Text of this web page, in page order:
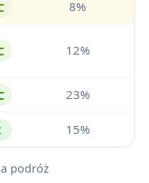
8%
12%
23%
15%
podróż